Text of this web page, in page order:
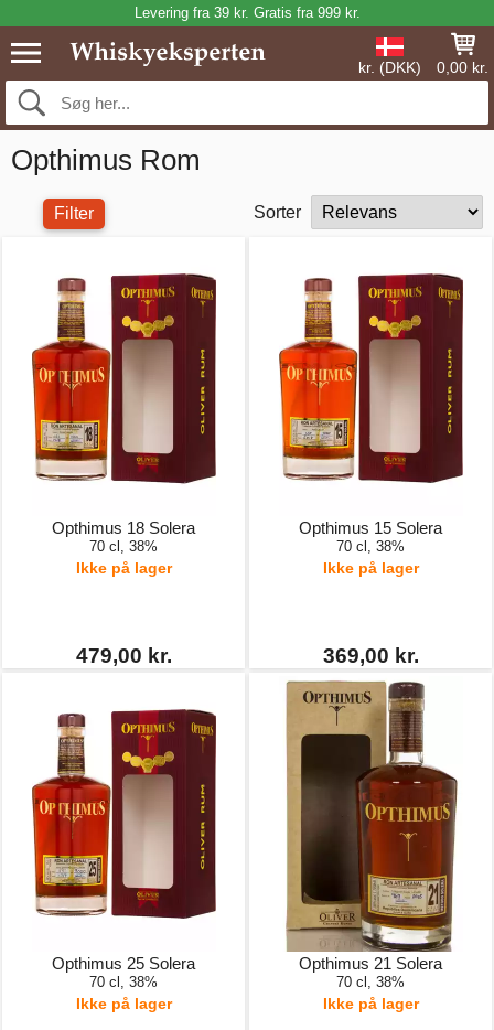
Levering fra 39 kr. Gratis fra 999 kr.
kr. (DKK) 0,00 kr.
Opthimus Rom
Filter Sorter
Opthimus 18 Solera
70 cl, 38%
Ikke på lager
479,00 kr.
Opthimus 15 Solera
70 cl, 38%
Ikke på lager
369,00 kr.
Opthimus 25 Solera
70 cl, 38%
Ikke på lager
Opthimus 21 Solera
70 cl, 38%
Ikke på lager